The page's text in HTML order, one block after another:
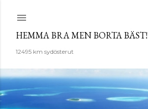
HEMMA BRA MEN BORTA BÄST!
12495 km sydösterut